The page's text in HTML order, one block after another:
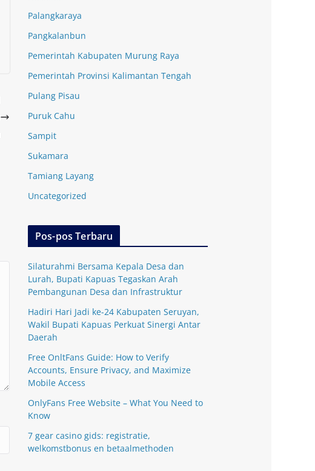
Palangkaraya
Pangkalanbun
Pemerintah Kabupaten Murung Raya
Pemerintah Provinsi Kalimantan Tengah
Pulang Pisau
Puruk Cahu
Sampit
Sukamara
Tamiang Layang
Uncategorized
Pos-pos Terbaru
Silaturahmi Bersama Kepala Desa dan
Lurah, Bupati Kapuas Tegaskan Arah
Pembangunan Desa dan Infrastruktur
Hadiri Hari Jadi ke-24 Kabupaten Seruyan,
Wakil Bupati Kapuas Perkuat Sinergi Antar
Daerah
Free OnltFans Guide: How to Verify
Accounts, Ensure Privacy, and Maximize
Mobile Access
OnlyFans Free Website – What You Need to
Know
7 gear casino gids: registratie,
welkomstbonus en betaalmethoden